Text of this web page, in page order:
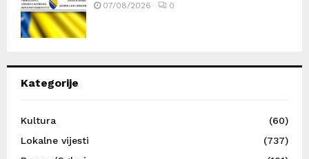
07/08/2026 0
Kategorije
Kultura
(60)
Lokalne vijesti
(737)